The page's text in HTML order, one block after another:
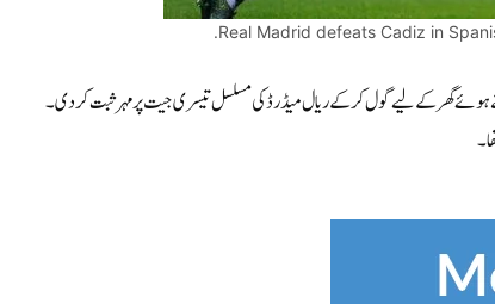
Real Madrid defeats Cadiz in
ہوئے گھر کے لیے گول کر کے ریال میڈرڈ کی مسلسل تیسری جیت پر مہر ثبت کر دی۔